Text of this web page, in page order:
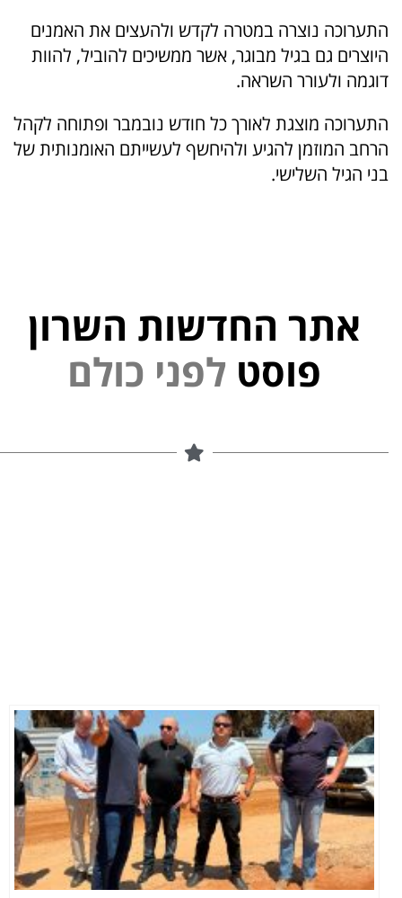
התערוכה נוצרה במטרה לקדש ולהעצים את האמנים
היוצרים גם בגיל מבוגר, אשר ממשיכים להוביל, להוות
דוגמה ולעורר השראה.
התערוכה מוצגת לאורך כל חודש נובמבר ופתוחה לקהל
הרחב המוזמן להגיע ולהיחשף לעשייתם האומנותית של
בני הגיל השלישי.
אתר החדשות השרון
פוסט